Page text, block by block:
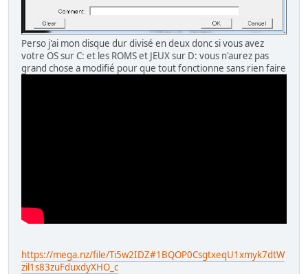
Perso j'ai mon disque dur divisé en deux donc si vous avez
votre OS sur C: et les ROMS et JEUX sur D: vous n'aurez pas
grand chose a modifié pour que tout fonctionne sans rien faire
https://mega.nz/file/Ti5w2IDZ#1BQOP0CsgtxeqU1xmyk7dtW
zil1s83zuFduxdyXHO_c